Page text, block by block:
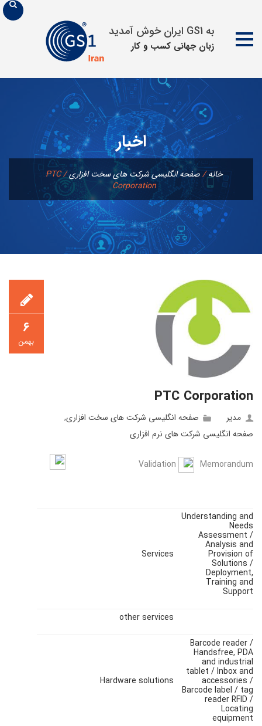
به GS1 ایران خوش آمدید
زبان جهانی كسب و كار
محتوا
اخبار
خانه/صفحه انگلیسی شرکت های سخت افزاری/
PTC
Corporation
۶
بهمن
PTC Corporation
مدیر صفحه انگلیسی شرکت های سخت افزاری,
صفحه انگلیسی شرکت های نرم افزاری
Validation Memorandum
Services
Understanding and
Needs
Assessment /
Analysis and
Provision of
Solutions /
Deployment,
Training and
Support
other services
Hardware solutions
Barcode reader /
Handsfree, PDA
and industrial
tablet / Inbox and
accessories /
Barcode label / tag
reader RFID /
Locating
equipment